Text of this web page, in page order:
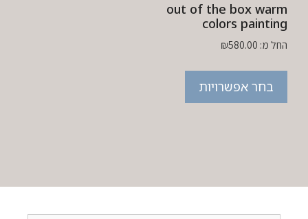
out of the box warm
colors painting
החל מ: ₪580.00
בחר אפשרויות